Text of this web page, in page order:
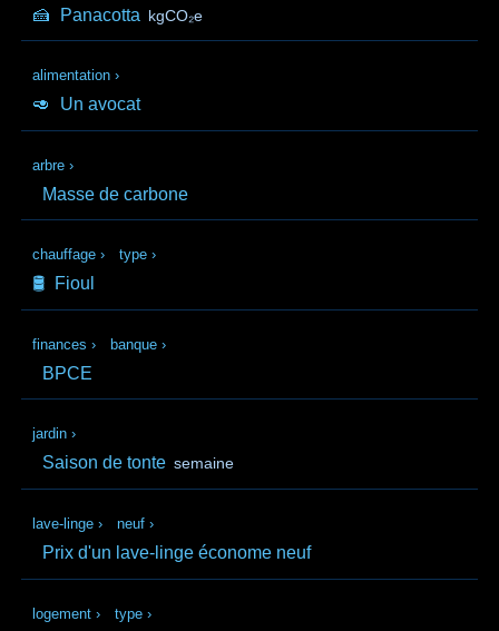
🍰 Panacotta kgCO₂e
alimentation ›
🥑 Un avocat
arbre ›
Masse de carbone
chauffage › type ›
🛢️ Fioul
finances › banque ›
BPCE
jardin ›
Saison de tonte semaine
lave-linge › neuf ›
Prix d'un lave-linge économe neuf
logement › type ›